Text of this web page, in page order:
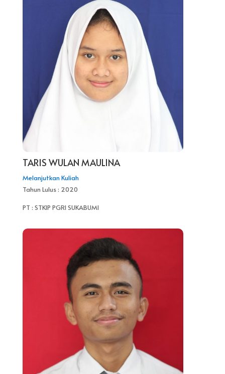
TARIS WULAN MAULINA
Melanjutkan Kuliah
Tahun Lulus : 2020
PT : STKIP PGRI SUKABUMI